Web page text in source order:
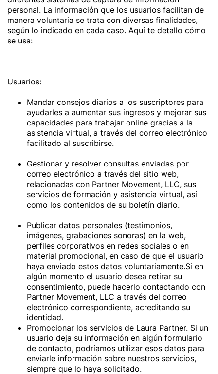
personal. La información que los usuarios facilitan de
manera voluntaria se trata con diversas finalidades,
según lo indicado en cada caso. Aquí te detallo cómo
se usa:
Usuarios:
Mandar consejos diarios a los suscriptores para
ayudarles a aumentar sus ingresos y mejorar sus
capacidades para trabajar online gracias a la
asistencia virtual, a través del correo electrónico
facilitado al suscribirse.
Gestionar y resolver consultas enviadas por
correo electrónico a través del sitio web,
relacionadas con Partner Movement, LLC, sus
servicios de formación y asistencia virtual, así
como los contenidos de su boletín diario.
Publicar datos personales (testimonios,
imágenes, grabaciones sonoras) en la web,
perfiles corporativos en redes sociales o en
material promocional, en caso de que el usuario
haya enviado estos datos voluntariamente.Si en
algún momento el usuario desea retirar su
consentimiento, puede hacerlo contactando con
Partner Movement, LLC a través del correo
electrónico correspondiente, acreditando su
identidad.
Promocionar los servicios de Laura Partner. Si un
usuario deja su información en algún formulario
de contacto, podríamos utilizar esos datos para
enviarle información sobre nuestros servicios,
siempre que lo haya solicitado.